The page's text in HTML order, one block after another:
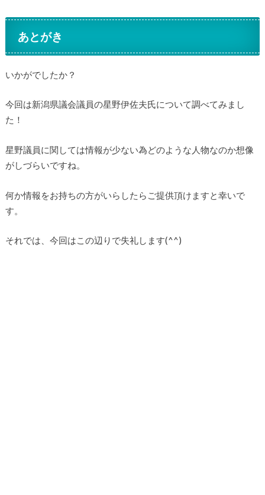
あとがき
いかがでしたか？
今回は新潟県議会議員の星野伊佐夫氏について調べてみまし
た！
星野議員に関しては情報が少ない為どのような人物なのか想像
がしづらいですね。
何か情報をお持ちの方がいらしたらご提供頂けますと幸いで
す。
それでは、今回はこの辺りで失礼します(^^)